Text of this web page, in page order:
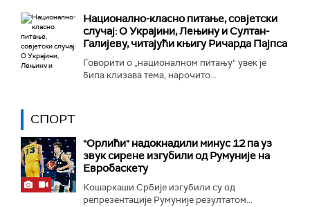
Национално-класнo питање, совјетски
случај: О Украјини, Лењину и Султан-
Галијеву, читајући књигу Ричарда Пајпса
Говорити о „националном питању“ увек је
била клизава тема, нарочито...
СПОРТ
"Орлићи" надокнадили минус 12 па уз
звук сирене изгубили од Румуније на
Евробаскету
Кошаркаши Србије изгубили су од
репрезентације Румуније резултатом...